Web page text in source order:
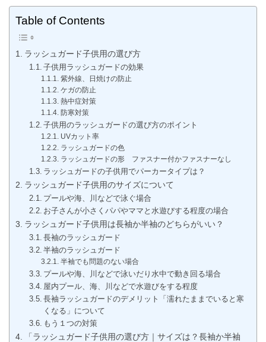
Table of Contents
ラッシュガード子供用の選び方
子供用ラッシュガードの効果
紫外線、日焼けの防止
ケガの防止
熱中症対策
防寒対策
子供用のラッシュガードの選び方のポイント
UVカット率
ラッシュガードの色
ラッシュガードの形 ファスナー付かファスナーなし
ラッシュガードの子供用でパーカータイプは？
ラッシュガード子供用のサイズについて
プールや海、川などで泳ぐ場合
お子さんが小さくパパやママと水遊びする程度の場合
ラッシュガード子供用は長袖か半袖のどちらがいい？
長袖のラッシュガード
半袖のラッシュガード
半袖でも問題のない場合
プールや海、川などで泳いだり水中で動き回る場合
屋内プール、海、川などで水遊びをする程度
長袖ラッシュガードのデメリット「濡れたままでいると寒
くなる」について
もう１つの対策
「ラッシュガード子供用の選び方｜サイズは？長袖か半袖